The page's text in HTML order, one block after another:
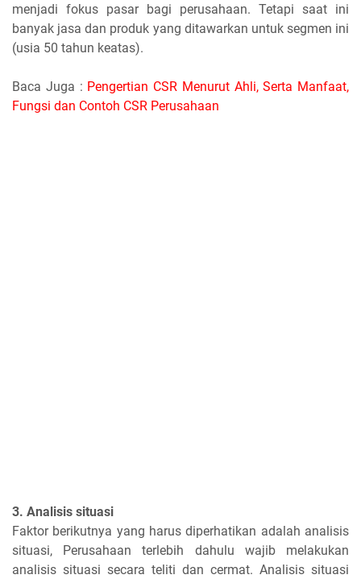
menjadi fokus pasar bagi perusahaan. Tetapi saat ini
banyak jasa dan produk yang ditawarkan untuk segmen ini
(usia 50 tahun keatas).
Baca Juga : Pengertian CSR Menurut Ahli, Serta Manfaat,
Fungsi dan Contoh CSR Perusahaan
3. Analisis situasi
Faktor berikutnya yang harus diperhatikan adalah analisis
situasi, Perusahaan terlebih dahulu wajib melakukan
analisis situasi secara teliti dan cermat. Analisis situasi